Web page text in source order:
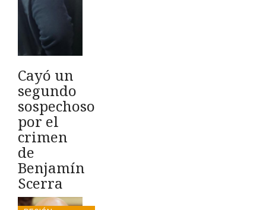
Cayó un
segundo
sospechoso
por el
crimen
de
Benjamín
Scerra